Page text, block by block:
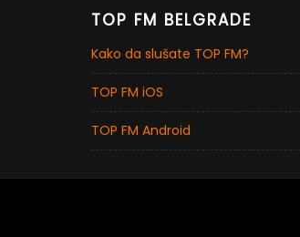
TOP FM BELGRADE
Kako da slušate TOP FM?
TOP FM iOS
TOP FM Android